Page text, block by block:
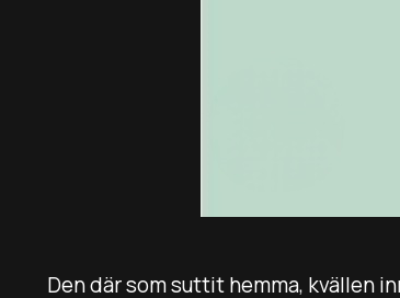
Den där som suttit hemma, kvällen